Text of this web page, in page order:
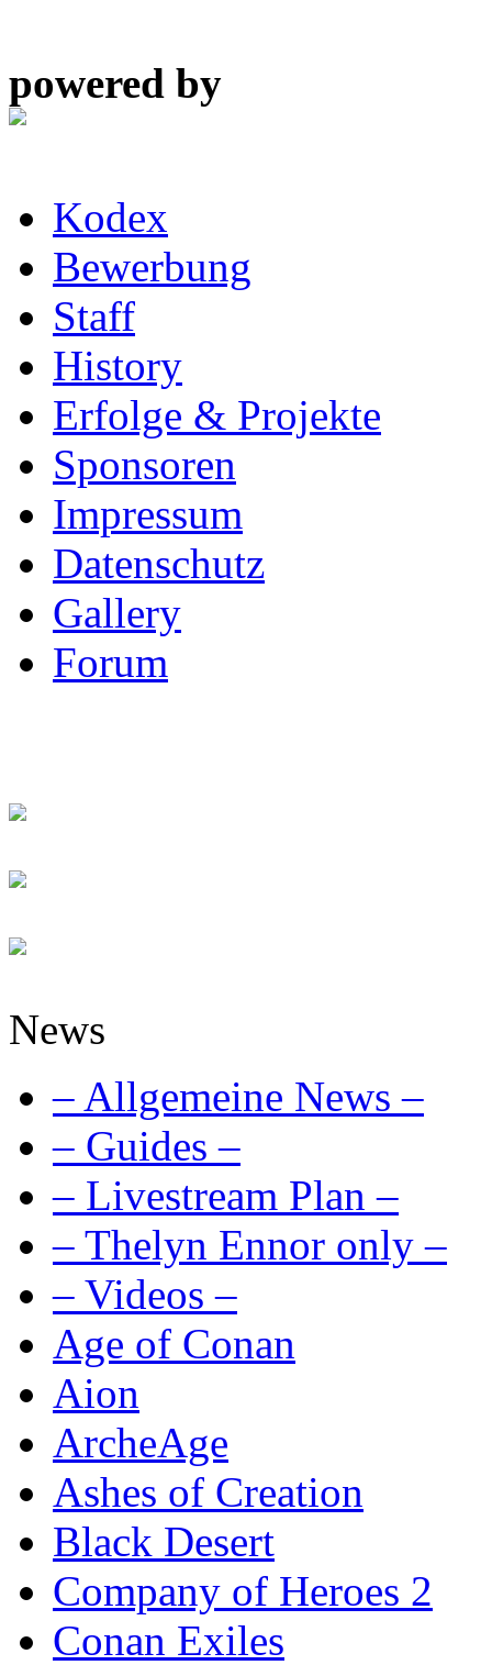
powered by
Kodex
Bewerbung
Staff
History
Erfolge & Projekte
Sponsoren
Impressum
Datenschutz
Gallery
Forum
News
– Allgemeine News –
– Guides –
– Livestream Plan –
– Thelyn Ennor only –
– Videos –
Age of Conan
Aion
ArcheAge
Ashes of Creation
Black Desert
Company of Heroes 2
Conan Exiles